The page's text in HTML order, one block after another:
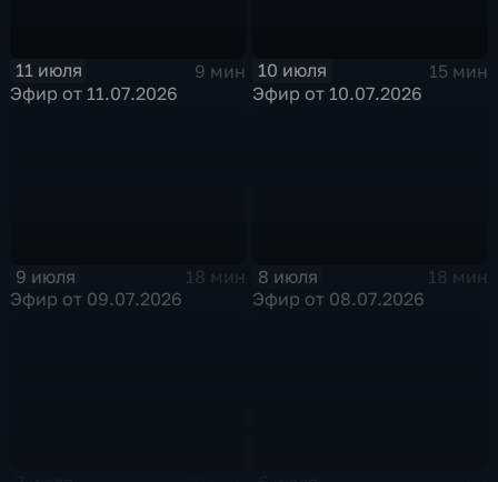
11 июля
9 мин
Эфир от 11.07.2026
10 июля
15 мин
Эфир от 10.07.2026
9 июля
18 мин
Эфир от 09.07.2026
8 июля
18 мин
Эфир от 08.07.2026